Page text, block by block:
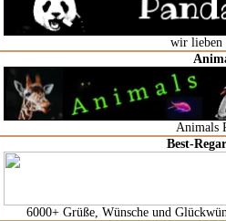
wir lieben
Animals
Best-
6000+ Grüße, Wünsche und